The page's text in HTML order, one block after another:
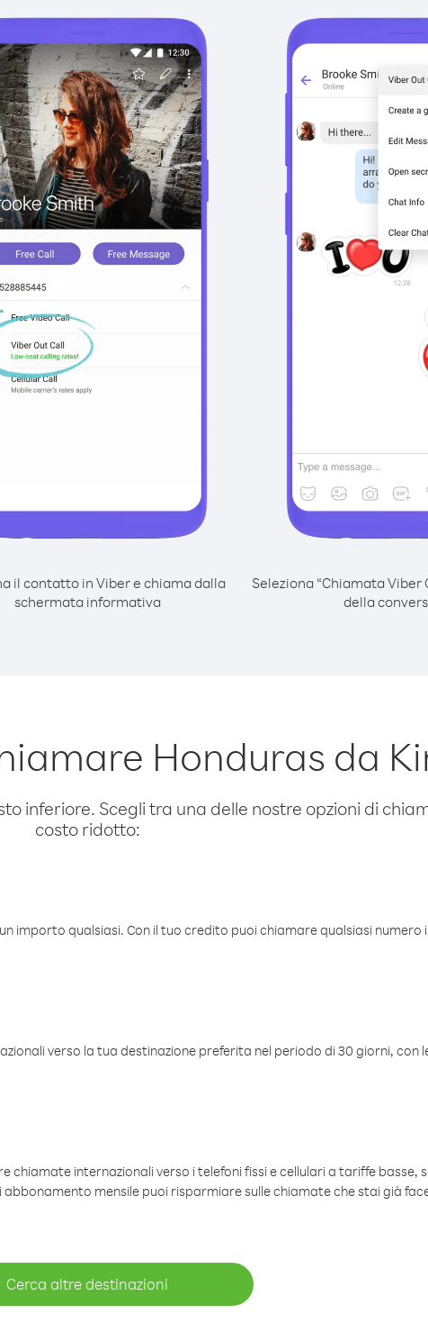
il contatto in Viber e chiama dalla
schermata informativa
Seleziona “Chiamata Viber
della
Honduras da
inferiore. Scegli tra una delle nostre opzioni di
costo ridotto:
importo qualsiasi. Con il tuo credito puoi chiamare qualsiasi numero
verso la tua destinazione preferita nel periodo di 30 giorni, con
internazionali verso i telefoni fissi e cellulari a tariffe basse,
mensile puoi risparmiare sulle chiamate che stai già
Cerca altre destinazioni